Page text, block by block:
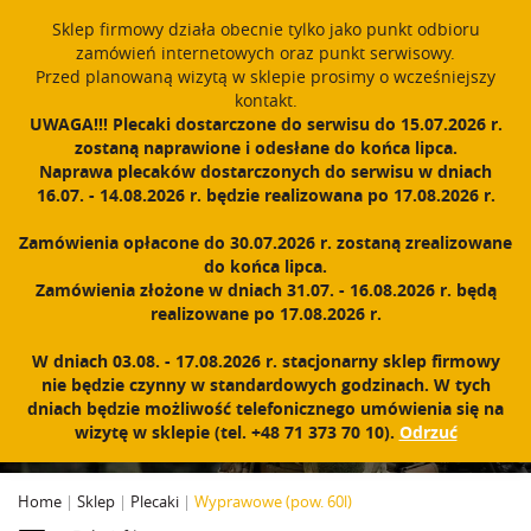
{dataLayer.push(arguments);} gtag('js', new Date()); gtag('config',
'UA-11892555-1');
PROUDLY MADE IN POLAND SINCE 1984 Polski
Zarejestruj się Zaloguj się 0
N
w
g
j
a
WYPRAWOWE (POW. 60L)
Home | Sklep | Plecaki | Wyprawowe (pow. 60l)
Sklep firmowy działa obecnie tylko jako punkt odbioru
zamówień internetowych oraz punkt serwisowy.
Przed planowaną wizytą w sklepie prosimy o wcześniejszy
kontakt.
UWAGA!!! Plecaki dostarczone do serwisu do 15.07.2026 r.
zostaną naprawione i odesłane do końca lipca.
Naprawa plecaków dostarczonych do serwisu w dniach
16.07. - 14.08.2026 r. będzie realizowana po 17.08.2026 r.
Zamówienia opłacone do 30.07.2026 r. zostaną zrealizowane
do końca lipca.
Zamówienia złożone w dniach 31.07. - 16.08.2026 r. będą
realizowane po 17.08.2026 r.
W dniach 03.08. - 17.08.2026 r. stacjonarny sklep firmowy
nie będzie czynny w standardowych godzinach. W tych
dniach będzie możliwość telefonicznego umówienia się na
wizytę w sklepie (tel. +48 71 373 70 10). Odrzuć